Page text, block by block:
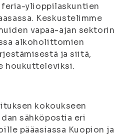
ylioppilaskuntien
Keskustelimme
vapaa-ajan sektorin
alkoholittomien
ja siitä,
houkutteleviksi.
kokoukseen
sähköpostia eri
pääasiassa Kuopion ja